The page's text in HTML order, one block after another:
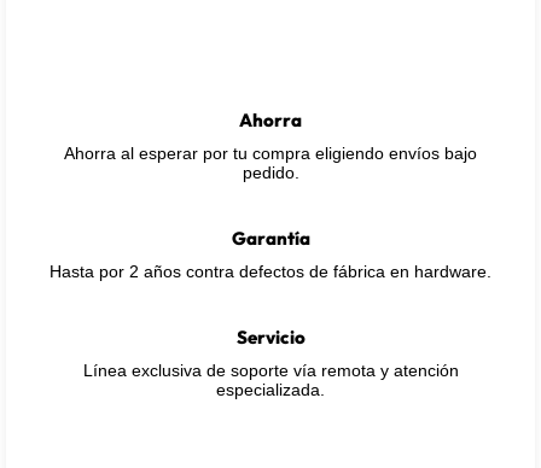
Ahorra
Ahorra al esperar por tu compra eligiendo envíos bajo
pedido.
Garantía
Hasta por 2 años contra defectos de fábrica en hardware.
Servicio
Línea exclusiva de soporte vía remota y atención
especializada.